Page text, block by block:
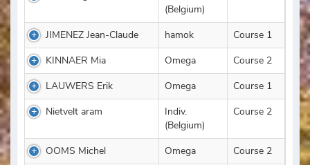
(Belgium)
JIMENEZ Jean-Claude hamok
Course 1
KINNAER Mia
Omega
Course 2
LAUWERS Erik
Omega
Course 1
Nietvelt aram
Indiv.
(Belgium)
Course 2
OOMS Michel Omega
Course 2